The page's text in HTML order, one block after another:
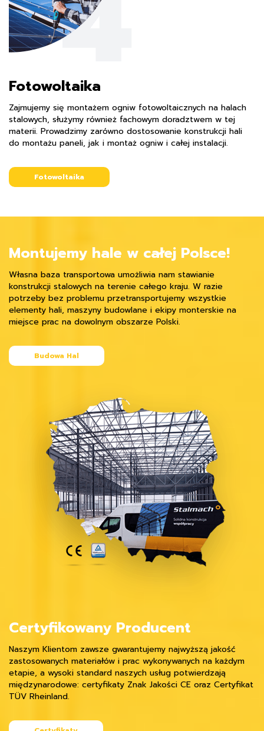
Fotowoltaika
Zajmujemy się montażem ogniw fotowoltaicznych na halach
stalowych, służymy również fachowym doradztwem w tej
materii. Prowadzimy zarówno dostosowanie konstrukcji hali
do montażu paneli, jak i montaż ogniw i całej instalacji.
Fotowoltaika
Montujemy hale w całej Polsce!
Własna baza transportowa umożliwia nam stawianie
konstrukcji stalowych na terenie całego kraju. W razie
potrzeby bez problemu przetransportujemy wszystkie
elementy hali, maszyny budowlane i ekipy monterskie na
miejsce prac na dowolnym obszarze Polski.
Budowa Hal
Certyfikowany Producent
Naszym Klientom zawsze gwarantujemy najwyższą jakość
zastosowanych materiałów i prac wykonywanych na każdym
etapie, a wysoki standard naszych usług potwierdzają
międzynarodowe: certyfikaty Znak Jakości CE oraz Certyfikat
TÜV Rheinland.